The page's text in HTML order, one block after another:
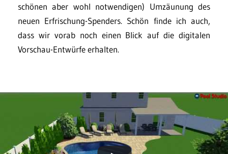
schönen aber wohl notwendigen) Umzäunung des
neuen Erfrischung-Spenders. Schön finde ich auch,
dass wir vorab noch einen Blick auf die digitalen
Vorschau-Entwürfe erhalten.